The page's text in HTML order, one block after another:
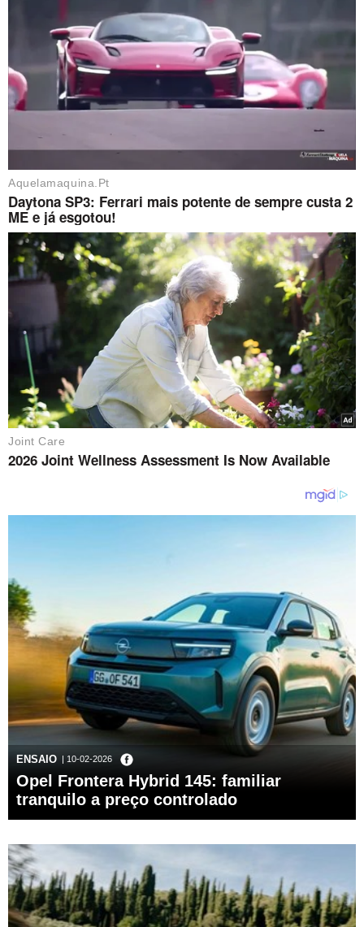
ENSAIO | 10-02-2026
Opel Frontera Hybrid 145: familiar
tranquilo a preço controlado